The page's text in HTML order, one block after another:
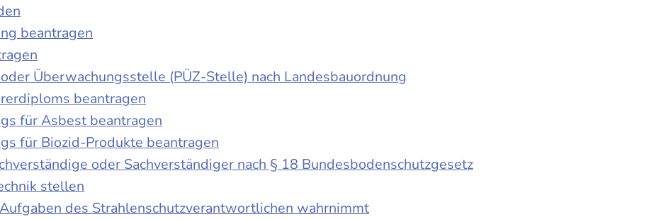
beantragen
Überwachungsstelle (PÜZ-Stelle) nach Landesbauordnung
beantragen
für Asbest beantragen
für Biozid-Produkte beantragen
oder Sachverständiger nach § 18 Bundesbodenschutzgesetz
stellen
des Strahlenschutzverantwortlichen wahrnimmt